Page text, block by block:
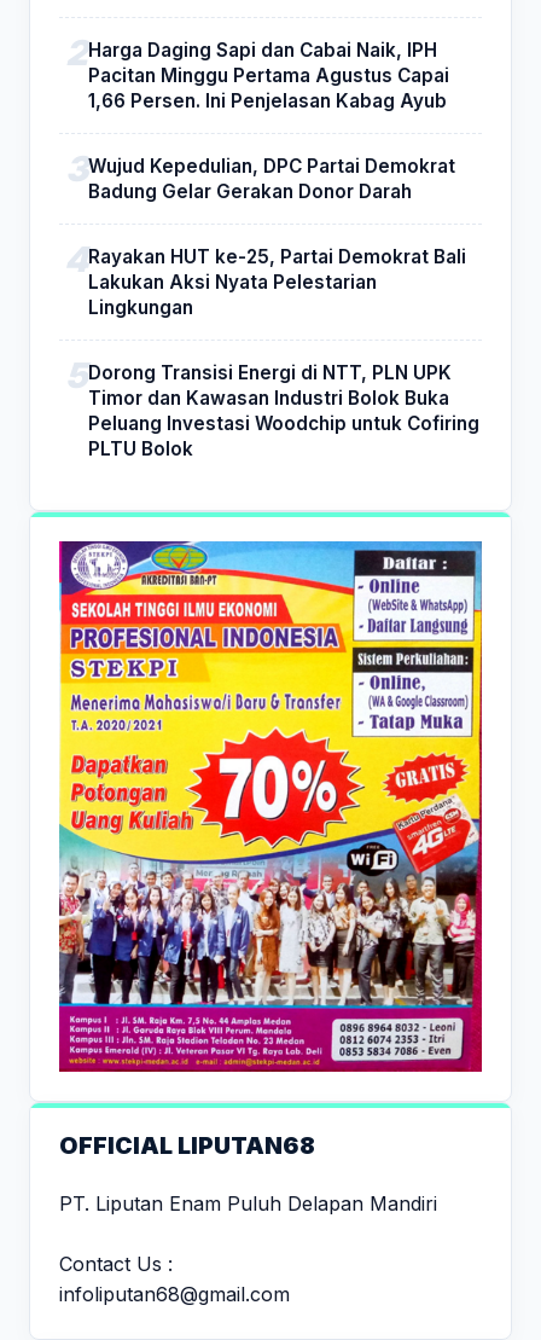
Harga Daging Sapi dan Cabai Naik, IPH
Pacitan Minggu Pertama Agustus Capai
1,66 Persen. Ini Penjelasan Kabag Ayub
Wujud Kepedulian, DPC Partai Demokrat
Badung Gelar Gerakan Donor Darah
Rayakan HUT ke-25, Partai Demokrat Bali
Lakukan Aksi Nyata Pelestarian
Lingkungan
Dorong Transisi Energi di NTT, PLN UPK
Timor dan Kawasan Industri Bolok Buka
Peluang Investasi Woodchip untuk Cofiring
PLTU Bolok
OFFICIAL LIPUTAN68
PT. Liputan Enam Puluh Delapan Mandiri
Contact Us :
infoliputan68@gmail.com